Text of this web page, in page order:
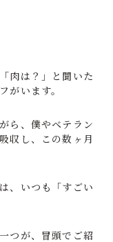
肉は？」と聞いた
がいます。
ら、僕やベテラン
収し、この数ヶ月
、いつも「すごい
つが、冒頭でご紹